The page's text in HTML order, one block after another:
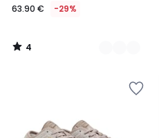
63.90 € -29%
4
/